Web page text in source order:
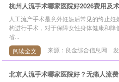
杭州人流手术哪家医院好2026费用及
人工流产手术是意外妊娠后常见的终止
构进行手术，对于保障女性身体健康和
省...
阅读全文
来源：良金综合信息网
北京人流手术哪家医院好？无痛人流